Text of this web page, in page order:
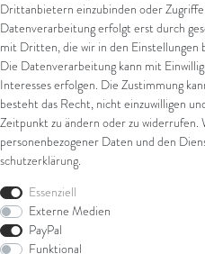
Kontaktformular
Arena in Arte GmbH
Marktgasse 2,
8600 Dübendorf
Tel: +41 44 821 60 40
E-Mail:info@goldschmiede-
arena.com
Drittanbietern einzubinden oder
Datenverarbeitung erfolgt erst durch
mit Dritten, die wir in den Einstellungen
Die Datenverarbeitung kann mit
Interesses erfolgen. Die Zustimmung
besteht das Recht, nicht einzuwilligen
Zeitpunkt zu ändern oder zu
personenbezogener Daten und den
schutz­erklärung.
Essenziell
Externe Medien
PayPal
Funktional